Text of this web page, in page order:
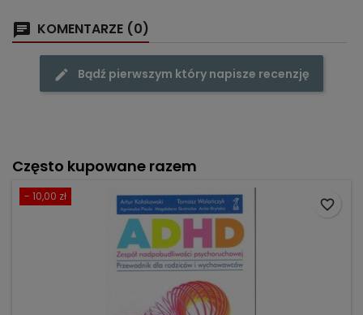
KOMENTARZE (0)
Bądź pierwszym który napisze recenzję
Często kupowane razem
- 10,00 zł
favorite_border